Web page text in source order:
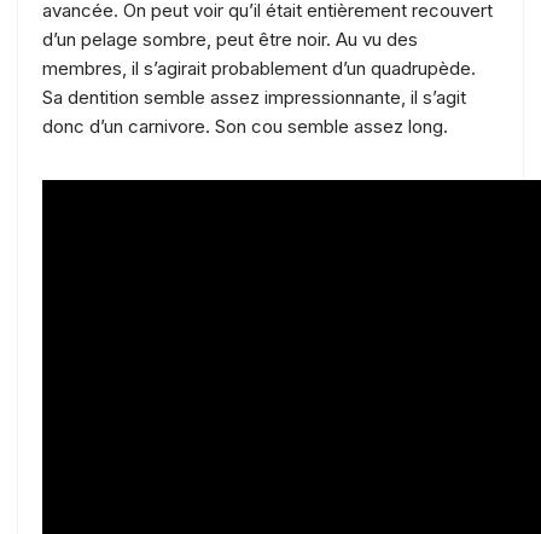
avancée. On peut voir qu’il était entièrement recouvert
d’un pelage sombre, peut être noir. Au vu des
membres, il s’agirait probablement d’un quadrupède.
Sa dentition semble assez impressionnante, il s’agit
donc d’un carnivore. Son cou semble assez long.